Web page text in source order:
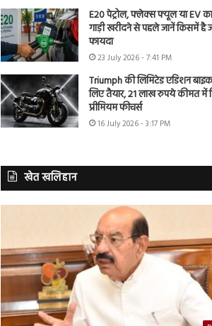
E20 पेट्रोल, फ्लेक्स फ्यूल या EV
गाड़ी खरीदने से पहले जानें किसमें है
फायदा
23 July 2026 - 7:41 PM
Triumph की लिमिटेड एडिशन
लिए तैयार, 21 लाख रुपये कीमत में
प्रीमियम फीचर्स
16 July 2026 - 3:17 PM
खेत खलिहान